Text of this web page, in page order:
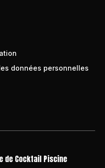
données personnelles
de Cocktail Piscine